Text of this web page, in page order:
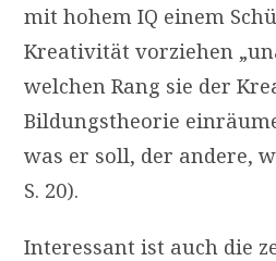
mit hohem IQ einem
Kreativität vorziehen
welchen Rang sie der
Bildungstheorie
was er soll, der andere,
S. 20).
Interessant ist auch die